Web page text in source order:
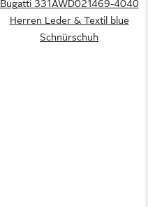
Bugatti 331AWD021469-4040
Herren Leder & Textil blue
Schnürschuh